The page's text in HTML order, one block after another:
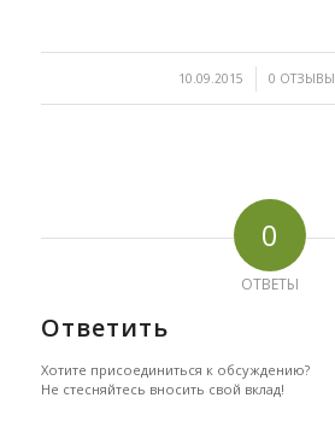
10.09.2015
/ 0 ОТЗЫВЫ
/
0
ОТВЕТЫ
Ответить
Хотите присоединиться к обсуждению?
Не стесняйтесь вносить свой вклад!